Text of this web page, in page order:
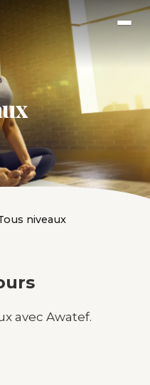
niveaux
avec Awatef.